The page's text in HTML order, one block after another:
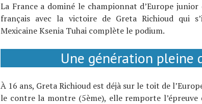
La France a dominé le championnat d’Europe
français avec la victoire de Greta Richioud qui
Mexicaine Ksenia Tuhai complète le podium.
Une génération pleine
À 16 ans, Greta Richioud est déjà sur le toit de
le contre la montre (5ème), elle remporte